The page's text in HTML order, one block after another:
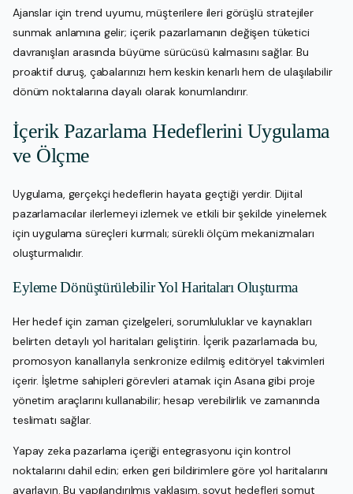
Ajanslar için trend uyumu, müşterilere ileri görüşlü stratejiler
sunmak anlamına gelir; içerik pazarlamanın değişen tüketici
davranışları arasında büyüme sürücüsü kalmasını sağlar. Bu
proaktif duruş, çabalarınızı hem keskin kenarlı hem de ulaşılabilir
dönüm noktalarına dayalı olarak konumlandırır.
İçerik Pazarlama Hedeflerini Uygulama
ve Ölçme
Uygulama, gerçekçi hedeflerin hayata geçtiği yerdir. Dijital
pazarlamacılar ilerlemeyi izlemek ve etkili bir şekilde yinelemek
için uygulama süreçleri kurmalı; sürekli ölçüm mekanizmaları
oluşturmalıdır.
Eyleme Dönüştürülebilir Yol Haritaları Oluşturma
Her hedef için zaman çizelgeleri, sorumluluklar ve kaynakları
belirten detaylı yol haritaları geliştirin. İçerik pazarlamada bu,
promosyon kanallarıyla senkronize edilmiş editöryel takvimleri
içerir. İşletme sahipleri görevleri atamak için Asana gibi proje
yönetim araçlarını kullanabilir; hesap verebilirlik ve zamanında
teslimatı sağlar.
Yapay zeka pazarlama içeriği entegrasyonu için kontrol
noktalarını dahil edin; erken geri bildirimlere göre yol haritalarını
ayarlayın. Bu yapılandırılmış yaklaşım, soyut hedefleri somut